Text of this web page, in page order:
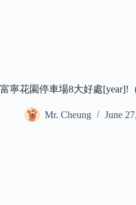
富寧花園停車場8大好處[year]!
Mr. Cheung June